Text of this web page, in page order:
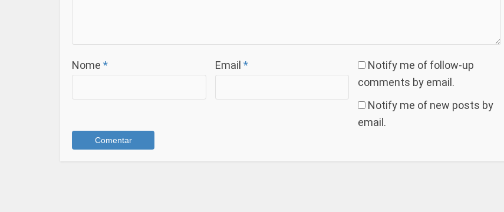
Nome * Email *
Notify me of follow-up
comments by email.
Notify me of new posts by
email.